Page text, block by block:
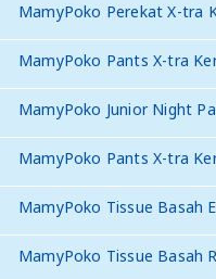
MamyPoko Perekat X-tra
MamyPoko Pants X-tra
MamyPoko Junior Night
MamyPoko Pants X-tra
MamyPoko Tissue Basah
MamyPoko Tissue Basah